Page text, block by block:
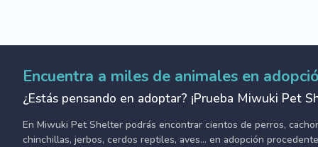
Encuentra a miles de animales en
¿Estás pensando en adoptar? ¡Prueba Miwuki Pet
En Miwuki Pet Shelter podrás encontrar cientos de perros,
chinchillas, jerbos, cerdos reptiles, aves... en adopción